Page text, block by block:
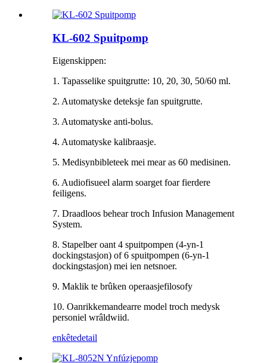
KL-602 Spuitpomp
Eigenskippen:
1. Tapasselike spuitgrutte: 10, 20, 30, 50/60 ml.
2. Automatyske deteksje fan spuitgrutte.
3. Automatyske anti-bolus.
4. Automatyske kalibraasje.
5. Medisynbibleteek mei mear as 60 medisinen.
6. Audiofisueel alarm soarget foar fierdere
feiligens.
7. Draadloos behear troch Infusion Management
System.
8. Stapelber oant 4 spuitpompen (4-yn-1
dockingstasjon) of 6 spuitpompen (6-yn-1
dockingstasjon) mei ien netsnoer.
9. Maklik te brûken operaasjefilosofy
10. Oanrikkemandearre model troch medysk
personiel wrâldwiid.
enkêtedetail